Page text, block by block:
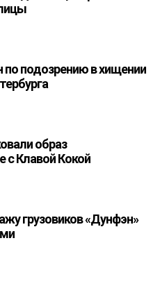
подозрению в хищении
образ
с Клавой Кокой
грузовиков «Дунфэн»